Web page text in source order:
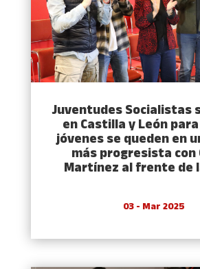
Juventudes Socialistas
en Castilla y León
jóvenes se queden en
más progresista con
Martínez al frente de
03 - Mar 2025